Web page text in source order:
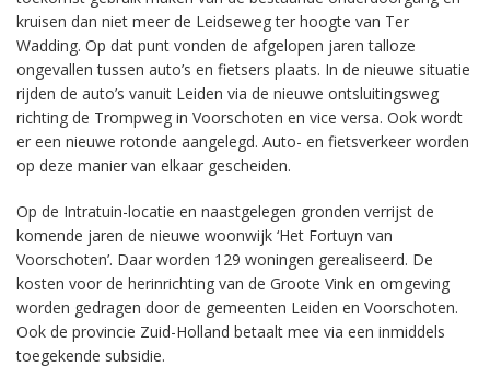
kruisen dan niet meer de Leidseweg ter hoogte van Ter
Wadding. Op dat punt vonden de afgelopen jaren talloze
ongevallen tussen auto’s en fietsers plaats. In de nieuwe situatie
rijden de auto’s vanuit Leiden via de nieuwe ontsluitingsweg
richting de Trompweg in Voorschoten en vice versa. Ook wordt
er een nieuwe rotonde aangelegd. Auto- en fietsverkeer worden
op deze manier van elkaar gescheiden.
Op de Intratuin-locatie en naastgelegen gronden verrijst de
komende jaren de nieuwe woonwijk ‘Het Fortuyn van
Voorschoten’. Daar worden 129 woningen gerealiseerd. De
kosten voor de herinrichting van de Groote Vink en omgeving
worden gedragen door de gemeenten Leiden en Voorschoten.
Ook de provincie Zuid-Holland betaalt mee via een inmiddels
toegekende subsidie.